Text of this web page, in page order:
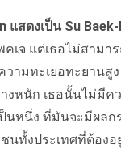
แสดงเป็น Su
คเจ แต่เธอไม่สามา
ามทะเยอทะยานสูง
งหนัก เธอนั้นไม่มีค
นหนึ่ง ที่มันจะมีผลก
ทั้งประเทศที่ต้องอ